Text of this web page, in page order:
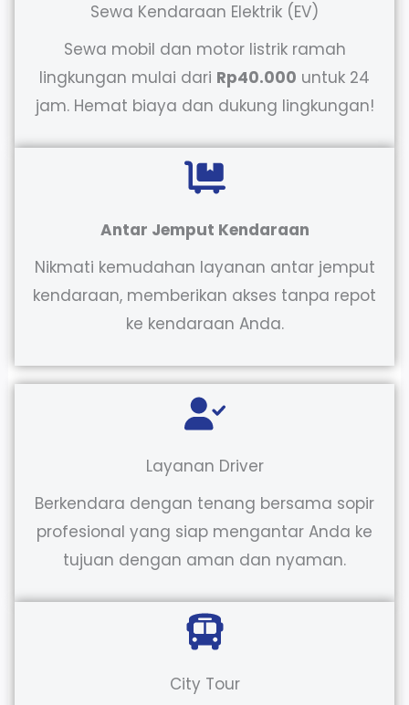
Sewa Kendaraan Elektrik (EV)
Sewa mobil dan motor listrik ramah
lingkungan mulai dari Rp40.000 untuk 24
jam. Hemat biaya dan dukung lingkungan!
Antar Jemput Kendaraan
Nikmati kemudahan layanan antar jemput
kendaraan, memberikan akses tanpa repot
ke kendaraan Anda.
Layanan Driver
Berkendara dengan tenang bersama sopir
profesional yang siap mengantar Anda ke
tujuan dengan aman dan nyaman.
City Tour